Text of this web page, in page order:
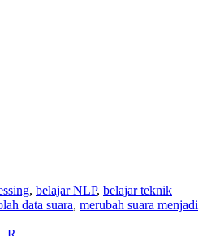
, belajar NLP, belajar teknik
data suara, merubah suara menjadi